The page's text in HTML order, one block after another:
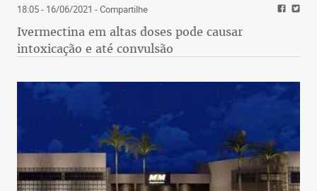
18:05 - 16/06/2021 - Compartilhe
Ivermectina em altas doses pode causar
intoxicação e até convulsão